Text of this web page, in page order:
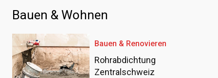
Bauen & Wohnen
Bauen & Renovieren
Rohrabdichtung
Zentralschweiz